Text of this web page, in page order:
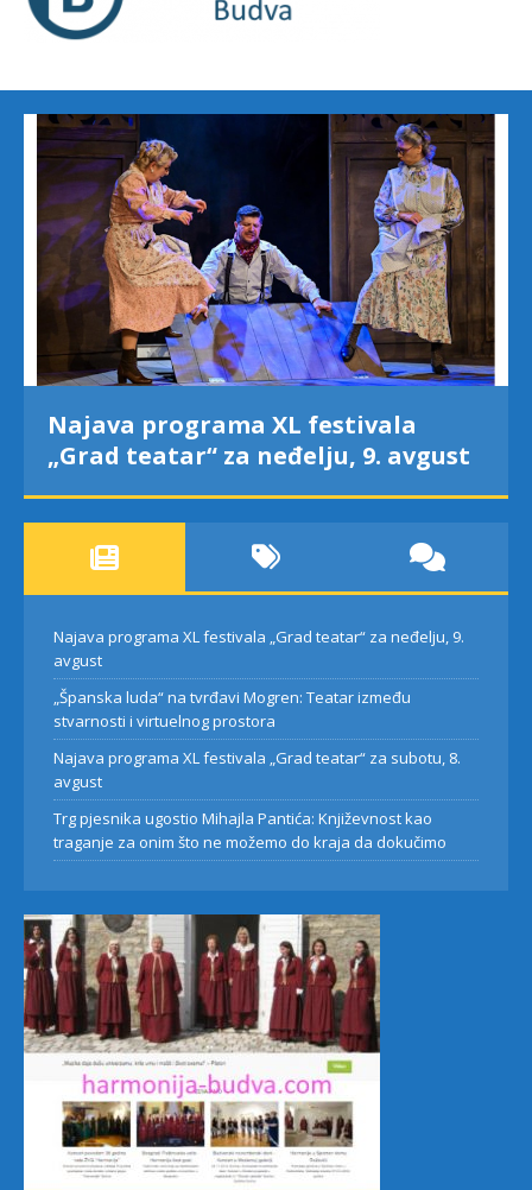
Najava programa XL festivala
„Grad teatar“ za neđelju, 9. avgust
Najava programa XL festivala „Grad teatar“ za neđelju, 9.
avgust
„Španska luda“ na tvrđavi Mogren: Teatar između
stvarnosti i virtuelnog prostora
Najava programa XL festivala „Grad teatar“ za subotu, 8.
avgust
Trg pjesnika ugostio Mihajla Pantića: Književnost kao
traganje za onim što ne možemo do kraja da dokučimo